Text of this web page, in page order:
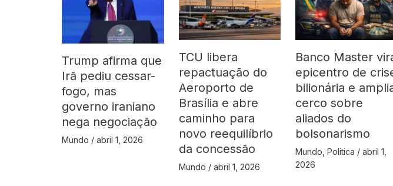
Trump afirma que
Irã pediu cessar-
fogo, mas
governo iraniano
nega negociação
Mundo / abril 1, 2026
TCU libera
repactuação do
Aeroporto de
Brasília e abre
caminho para
novo reequilíbrio
da concessão
Mundo / abril 1, 2026
Banco Master
epicentro de
bilionária e
cerco sobre
aliados do
bolsonarismo
Mundo ,Politica /abril 1,
2026